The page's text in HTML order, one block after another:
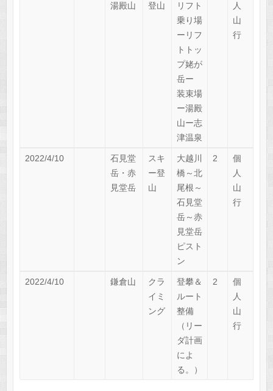
湯殿山
登山
リフト
乗り場
ーリフ
トトッ
プ姥が
岳ー
装束場
ー湯殿
山ー志
津温泉
人
山
行
2022/4/10
石見堂
岳・赤
見堂岳
スキ
ー登
山
大越川
橋～北
尾根～
石見堂
岳～赤
見堂岳
ピスト
ン
2
個
人
山
行
2022/4/10 鎌倉山
クラ
イミ
ング
登攀＆
ルート
整備
（リー
ダ計画
によ
る。）
2
個
人
山
行